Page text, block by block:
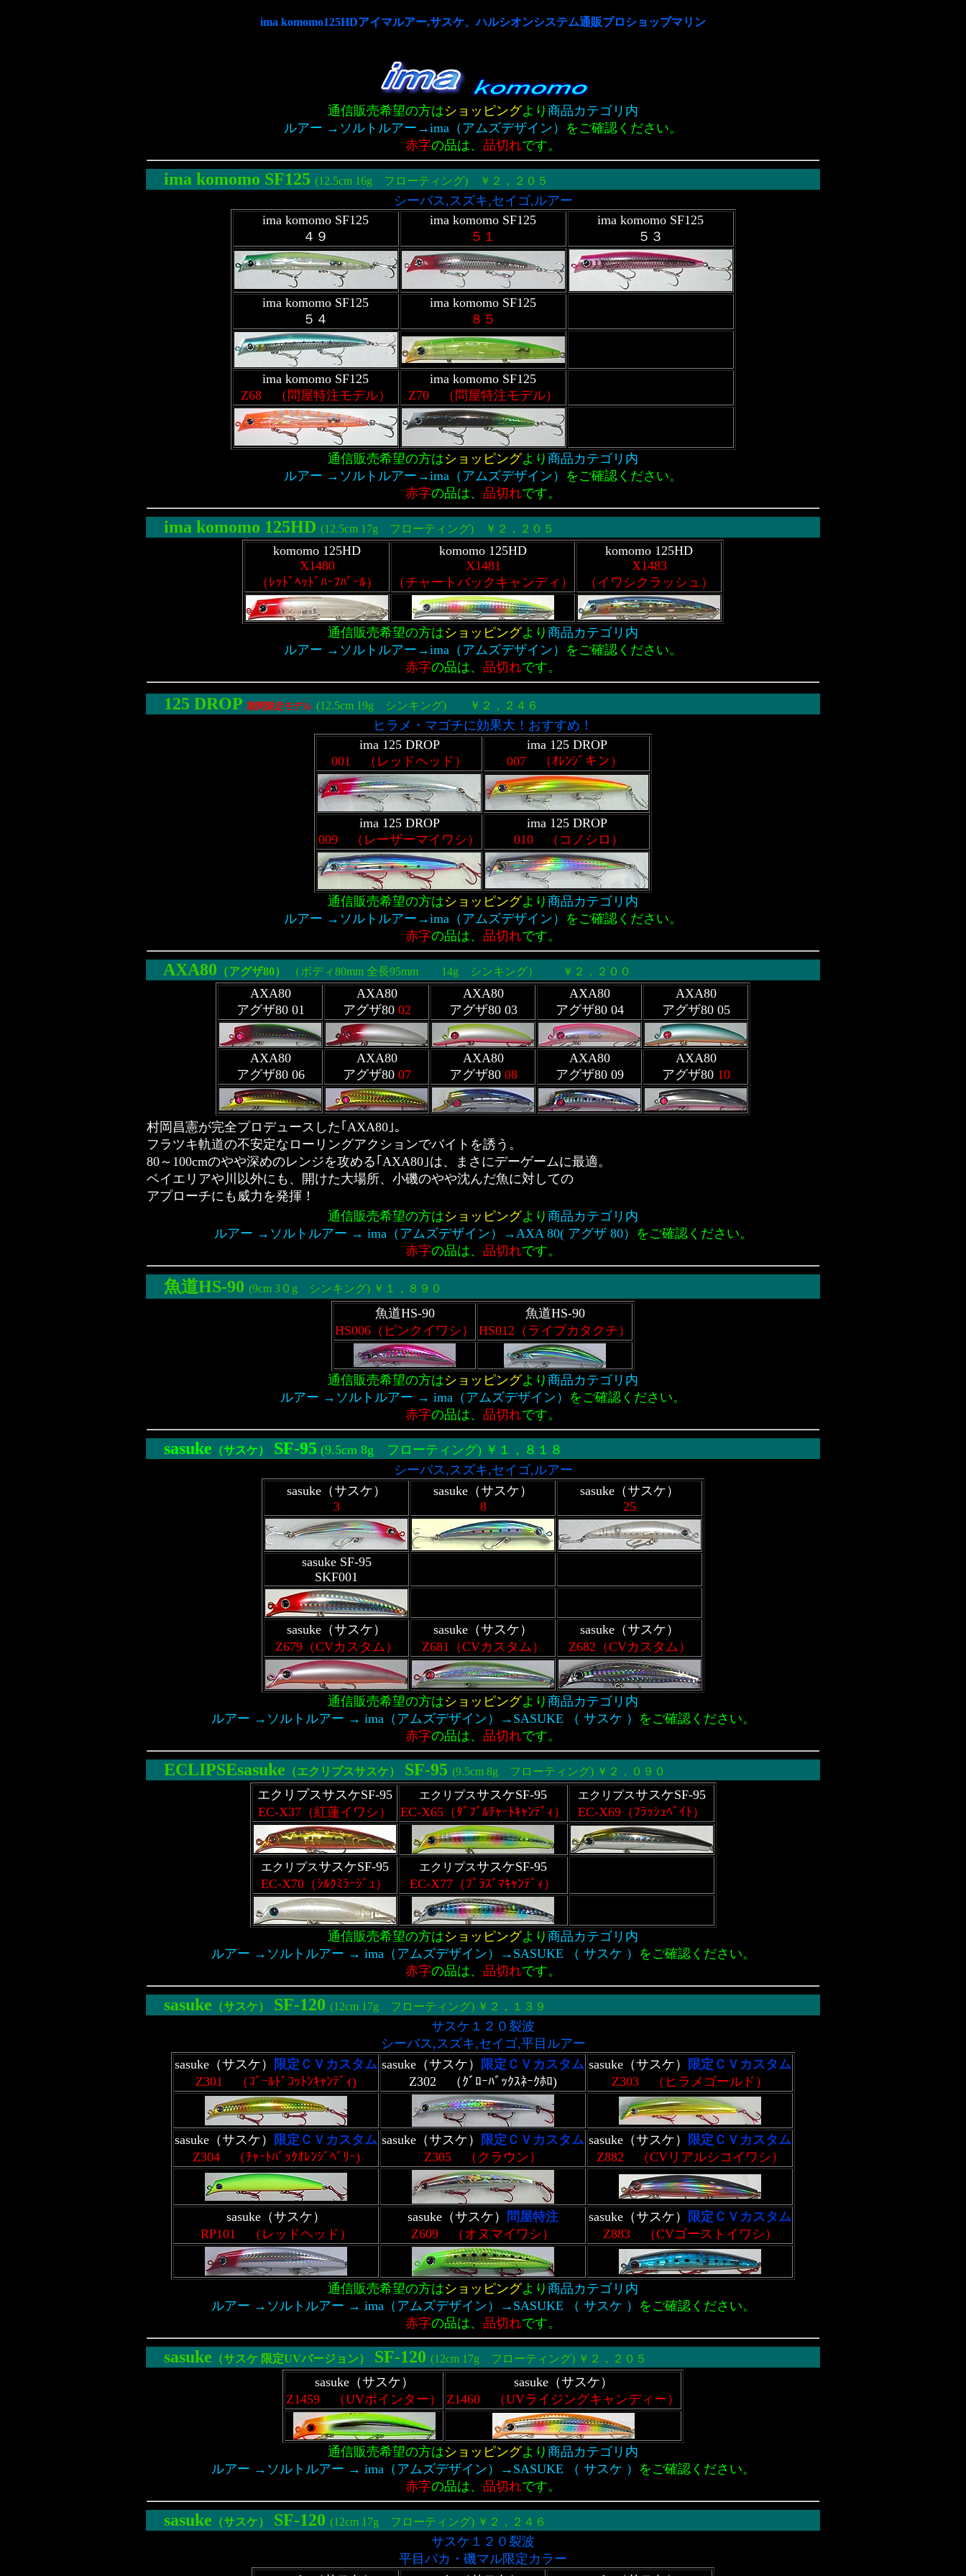
ima komomo125HDアイマルアー,サスケ、ハルシオンシステム通販プロショップマリン
通信販売希望の方はショッピングより 商品カテゴリ内
ルアー →ソルトルアー→ima（アムズデザイン） をご確認ください。
赤字の品は、 品切れです。
ima komomo SF125 (12.5cm 16g フローティング) ￥２，２０５
シーバス,スズキ,セイゴ,ルアー
ima komomo SF125
４９
ima komomo SF125
５１
ima komomo SF125
５３
ima komomo SF125
５４
ima komomo SF125
８５
ima komomo SF125
Z68 （問屋特注モデル）
ima komomo SF125
Z70 （問屋特注モデル）
通信販売希望の方はショッピングより 商品カテゴリ内
ルアー →ソルトルアー→ima（アムズデザイン） をご確認ください。
赤字の品は、 品切れです。
ima komomo 125HD (12.5cm 17g フローティング) ￥２，２０５
komomo 125HD
X1480
（ﾚｯﾄﾞﾍｯﾄﾞﾊｰﾌﾊﾟｰﾙ）
komomo 125HD
X1481
（チャートバックキャンディ）
komomo 125HD
X1483
（イワシクラッシュ）
通信販売希望の方はショッピングより 商品カテゴリ内
ルアー →ソルトルアー→ima（アムズデザイン） をご確認ください。
赤字の品は、 品切れです。
125 DROP 期間限定モデル (12.5cm 19g シンキング) ￥２，２４６
ヒラメ・マゴチに効果大！おすすめ！
ima 125 DROP
001 （レッドヘッド）
ima 125 DROP
007 （ｵﾚﾝｼﾞキン）
ima 125 DROP
009 （レーザーマイワシ）
ima 125 DROP
010 （コノシロ）
通信販売希望の方はショッピングより 商品カテゴリ内
ルアー →ソルトルアー→ima（アムズデザイン） をご確認ください。
赤字の品は、 品切れです。
AXA80 （アグザ80） （ボディ80mm 全長95mm 14g シンキング） ￥２，２００
AXA80
アグザ80 01
AXA80
アグザ80 02
AXA80
アグザ80 03
AXA80
アグザ80 04
AXA80
アグザ80 05
AXA80
アグザ80 06
AXA80
アグザ8007
AXA80
アグザ80 08
AXA80
アグザ80 09
AXA80
アグザ80 10
村岡昌憲が完全プロデュースした｢AXA80｣。
フラツキ軌道の不安定なローリングアクションでバイトを誘う。
80～100cmのやや深めのレンジを攻める｢AXA80｣は、まさにデーゲームに最適。
ベイエリアや川以外にも、開けた大場所、小磯のやや沈んだ魚に対しての
アプローチにも威力を発揮！
通信販売希望の方はショッピングより 商品カテゴリ内
ルアー →ソルトルアー → ima（アムズデザイン）→AXA 80( アグザ 80）
をご確認ください。
赤字の品は、 品切れです。
魚道HS-90 (9cm 3０g シンキング) ￥１，８９０
魚道HS-90
HS006（ピンクイワシ）
魚道HS-90
HS012（ライブカタクチ）
通信販売希望の方はショッピングより 商品カテゴリ内
ルアー →ソルトルアー → ima（アムズデザイン） をご確認ください。
赤字の品は、 品切れです。
sasuke （サスケ） SF-95 (9.5cm 8g フローティング) ￥１，８１８
シーバス,スズキ,セイゴ,ルアー
sasuke（サスケ）
3
sasuke（サスケ）
8
sasuke（サスケ）
25
sasuke SF-95
SKF001
sasuke（サスケ）
Z679（CVカスタム）
sasuke（サスケ）
Z681（CVカスタム）
sasuke（サスケ）
Z682（CVカスタム）
通信販売希望の方はショッピングより 商品カテゴリ内
ルアー →ソルトルアー → ima（アムズデザイン）→SASUKE （ サスケ ）
をご確認ください。
赤字の品は、 品切れです。
ECLIPSEsasuke （エクリプスサスケ） SF-95 (9.5cm 8g フローティング) ￥２，０９０
エクリプスサスケSF-95
EC-X37（紅蓮イワシ）
エクリプスサスケSF-95
EC-X65（ﾀﾞﾌﾞﾙﾁｬｰﾄｷｬﾝﾃﾞｨ）
エクリプスサスケSF-95
EC-X69（ﾌﾗｯｼｭﾍﾞｲﾄ）
エクリプスサスケSF-95
EC-X70（ｼﾙｸﾐﾗｰｼﾞｭ）
エクリプスサスケSF-95
EC-X77（ﾌﾟﾗｽﾞﾏｷｬﾝﾃﾞｨ）
通信販売希望の方はショッピングより 商品カテゴリ内
ルアー →ソルトルアー → ima（アムズデザイン）→SASUKE （ サスケ ）
をご確認ください。
赤字の品は、 品切れです。
sasuke （サスケ） SF-120 (12cm 17g フローティング) ￥２，１３９
サスケ１２０裂波
シーバス,スズキ,セイゴ,平目ルアー
sasuke（サスケ）
限定ＣＶカスタム
Z301 （ｺﾞｰﾙﾄﾞｺｯﾄﾝｷｬﾝﾃﾞｨ)
sasuke（サスケ）
限定ＣＶカスタム
Z302 （ｸﾞﾛｰﾊﾞｯｸｽﾈｰｸﾎﾛ)
sasuke（サスケ）
限定ＣＶカスタム
Z303 （ヒラメゴールド）
sasuke（サスケ）
限定ＣＶカスタム
Z304 （ﾁｬｰﾄﾊﾞｯｸｵﾚﾝｼﾞﾍﾞﾘｰ)
sasuke（サスケ）
限定ＣＶカスタム
Z305 （クラウン）
sasuke（サスケ）
限定ＣＶカスタム
Z882 （CVリアルシコイワシ）
sasuke（サスケ）
RP101 （レッドヘッド）
sasuke（サスケ）
問屋特注
Z609 （オヌマイワシ）
sasuke（サスケ）
限定ＣＶカスタム
Z883 （CVゴーストイワシ）
通信販売希望の方はショッピングより 商品カテゴリ内
ルアー →ソルトルアー → ima（アムズデザイン）→SASUKE （ サスケ ）
をご確認ください。
赤字の品は、 品切れです。
sasuke （サスケ 限定UVバージョン） SF-120 (12cm 17g フローティング) ￥２，２０５
sasuke（サスケ）
Z1459 （UVポインター）
sasuke（サスケ）
Z1460 （UVライジングキャンディー）
通信販売希望の方はショッピングより 商品カテゴリ内
ルアー →ソルトルアー → ima（アムズデザイン）→SASUKE （ サスケ ）
をご確認ください。
赤字の品は、 品切れです。
sasuke （サスケ） SF-120 (12cm 17g フローティング) ￥２，２４６
サスケ１２０裂波
平目バカ・磯マル限定カラー